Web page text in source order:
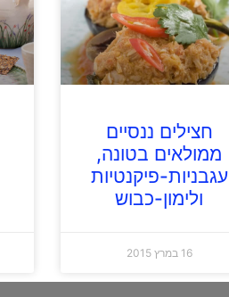
חצילים ננסיים
ממולאים בטונה,
עגבניות-פיקנטיות
ולימון-כבוש
16 במרץ 2015